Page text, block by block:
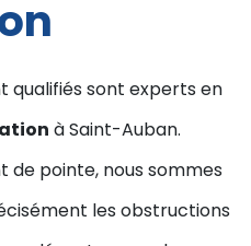
qualifiés sont experts en
à Saint-Auban.
pointe, nous sommes
les obstructions